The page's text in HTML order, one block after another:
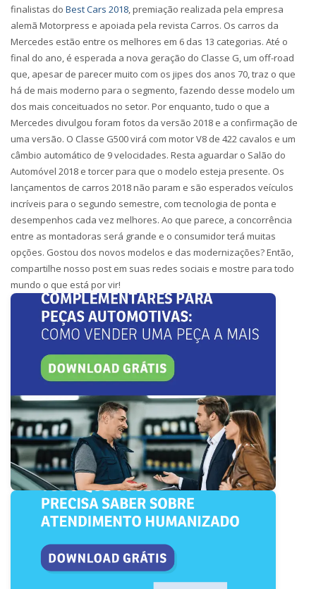
finalistas do Best Cars 2018, premiação realizada pela empresa
alemã Motorpress e apoiada pela revista Carros. Os carros da
Mercedes estão entre os melhores em 6 das 13 categorias. Até o
final do ano, é esperada a nova geração do Classe G, um off-road
que, apesar de parecer muito com os jipes dos anos 70, traz o que
há de mais moderno para o segmento, fazendo desse modelo um
dos mais conceituados no setor. Por enquanto, tudo o que a
Mercedes divulgou foram fotos da versão 2018 e a confirmação de
uma versão. O Classe G500 virá com motor V8 de 422 cavalos e um
câmbio automático de 9 velocidades. Resta aguardar o Salão do
Automóvel 2018 e torcer para que o modelo esteja presente. Os
lançamentos de carros 2018 não param e são esperados veículos
incríveis para o segundo semestre, com tecnologia de ponta e
desempenhos cada vez melhores. Ao que parece, a concorrência
entre as montadoras será grande e o consumidor terá muitas
opções. Gostou dos novos modelos e das modernizações? Então,
compartilhe nosso post em suas redes sociais e mostre para todo
mundo o que está por vir!